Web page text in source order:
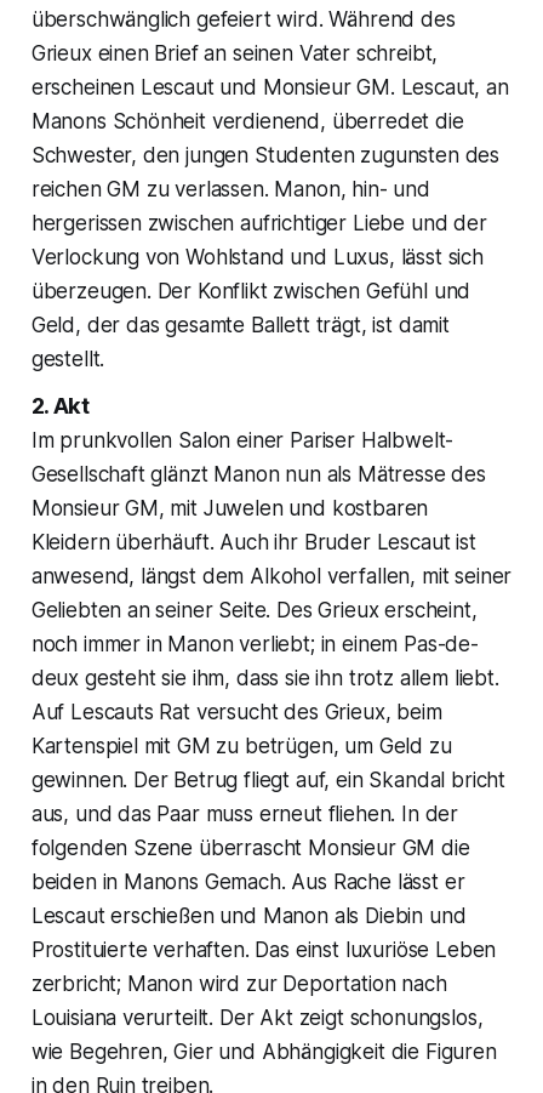
überschwänglich gefeiert wird. Während des
Grieux einen Brief an seinen Vater schreibt,
erscheinen Lescaut und Monsieur GM. Lescaut, an
Manons Schönheit verdienend, überredet die
Schwester, den jungen Studenten zugunsten des
reichen GM zu verlassen. Manon, hin- und
hergerissen zwischen aufrichtiger Liebe und der
Verlockung von Wohlstand und Luxus, lässt sich
überzeugen. Der Konflikt zwischen Gefühl und
Geld, der das gesamte Ballett trägt, ist damit
gestellt.
2. Akt
Im prunkvollen Salon einer Pariser Halbwelt-
Gesellschaft glänzt Manon nun als Mätresse des
Monsieur GM, mit Juwelen und kostbaren
Kleidern überhäuft. Auch ihr Bruder Lescaut ist
anwesend, längst dem Alkohol verfallen, mit seiner
Geliebten an seiner Seite. Des Grieux erscheint,
noch immer in Manon verliebt; in einem Pas-de-
deux gesteht sie ihm, dass sie ihn trotz allem liebt.
Auf Lescauts Rat versucht des Grieux, beim
Kartenspiel mit GM zu betrügen, um Geld zu
gewinnen. Der Betrug fliegt auf, ein Skandal bricht
aus, und das Paar muss erneut fliehen. In der
folgenden Szene überrascht Monsieur GM die
beiden in Manons Gemach. Aus Rache lässt er
Lescaut erschießen und Manon als Diebin und
Prostituierte verhaften. Das einst luxuriöse Leben
zerbricht; Manon wird zur Deportation nach
Louisiana verurteilt. Der Akt zeigt schonungslos,
wie Begehren, Gier und Abhängigkeit die Figuren
in den Ruin treiben.